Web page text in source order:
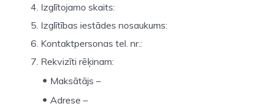
Izglītojamo skaits:
Izglītības iestādes nosaukums:
Kontaktpersonas tel. nr.:
Rekvizīti rēķinam:
Maksātājs –
Adrese –